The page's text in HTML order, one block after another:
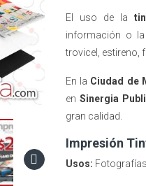
El uso de la
información o
trovicel, estireno,
En la Ciudad de
enSinergia
gran calidad.
Impresión
Usos: